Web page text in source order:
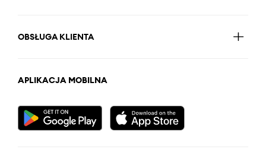
OBSŁUGA KLIENTA
APLIKACJA MOBILNA